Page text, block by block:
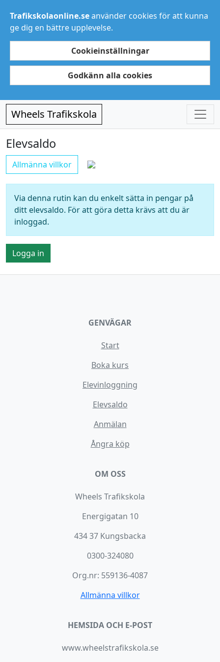
Trafikskolaonline.seanvänder cookies för att kunna
ge dig en bättre upplevelse.
Cookieinställningar
Godkänn alla cookies
Wheels Trafikskola
Elevsaldo
Allmänna villkor
Via denna rutin kan du enkelt sätta in pengar på
ditt elevsaldo. För att göra detta krävs att du är
inloggad.
Logga in
GENVÄGAR
Start
Boka kurs
Elevinloggning
Elevsaldo
Anmälan
Ångra köp
OM OSS
Wheels Trafikskola
Energigatan 10
434 37 Kungsbacka
0300-324080
Org.nr: 559136-4087
Allmänna villkor
HEMSIDA OCH E-POST
www.wheelstrafikskola.se